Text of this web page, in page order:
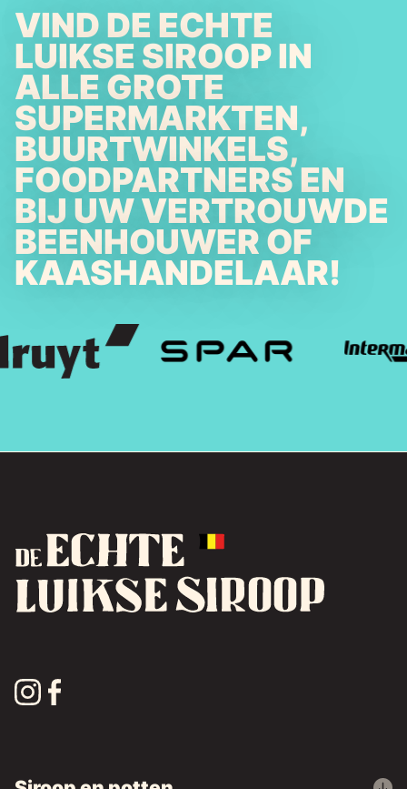
VIND DE ECHTE
LUIKSE SIROOP IN
ALLE GROTE
SUPERMARKTEN,
BUURTWINKELS,
FOODPARTNERS EN
BIJ UW VERTROUWDE
BEENHOUWER OF